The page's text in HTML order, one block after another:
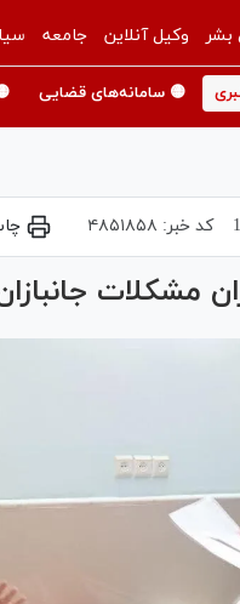
بشر وکیل آنلاین جامعه
🟡 سامانه‌های قضایی
کد خبر: ۴۸۵۱۸۵۸
مشکلات